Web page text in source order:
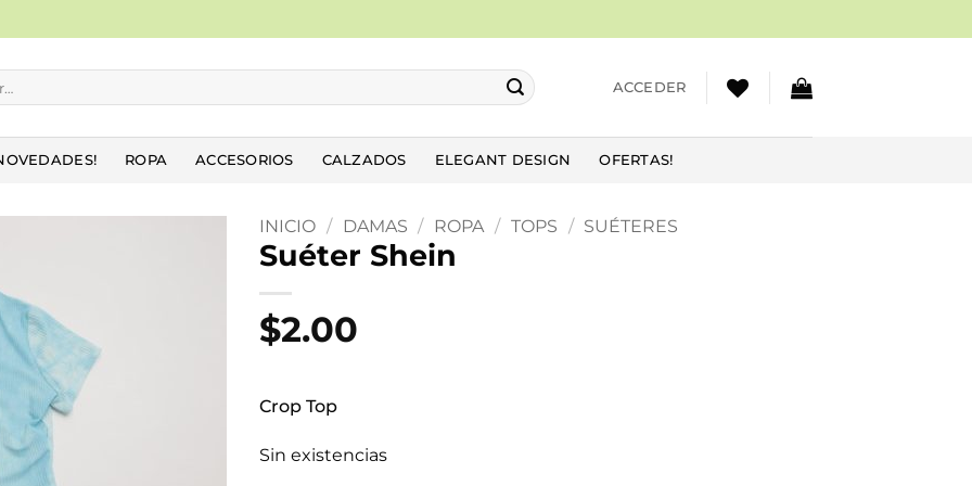
ACCEDER
ROPA ACCESORIOS CALZADOS ELEGANT DESIGN OFERTAS!
INICIO / DAMAS / ROPA / TOPS / SUÉTERES
Suéter Shein
$2.00
Crop Top
Sin existencias